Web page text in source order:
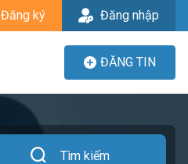
Đăng ký Đăng nhập
ĐĂNG TIN
Tìm kiếm